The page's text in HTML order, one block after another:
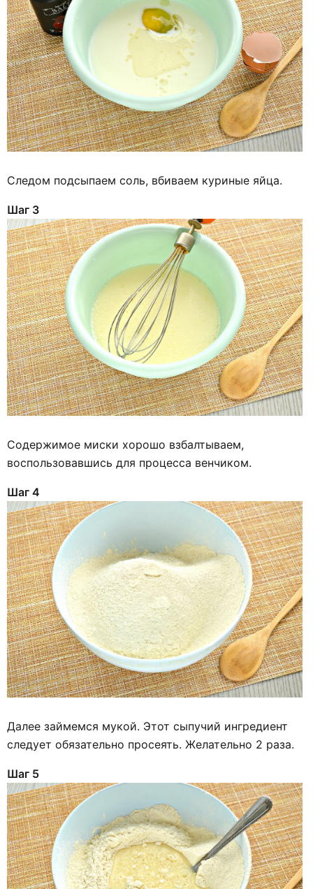
Следом подсыпаем соль, вбиваем куриные яйца.
Шаг 3
Содержимое миски хорошо взбалтываем,
воспользовавшись для процесса венчиком.
Шаг 4
Далее займемся мукой. Этот сыпучий ингредиент
следует обязательно просеять. Желательно 2 раза.
Шаг 5